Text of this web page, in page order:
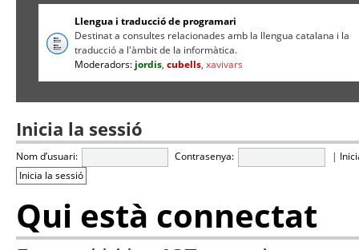
Llengua i traducció de programari
Destinat a consultes relacionades amb la llengua catalana i la
traducció a l'àmbit de la informàtica.
Moderadors: jordis,cubells,xavivars
Inicia la sessió
Nom d’usuari: Contrasenya: |
Qui està connectat